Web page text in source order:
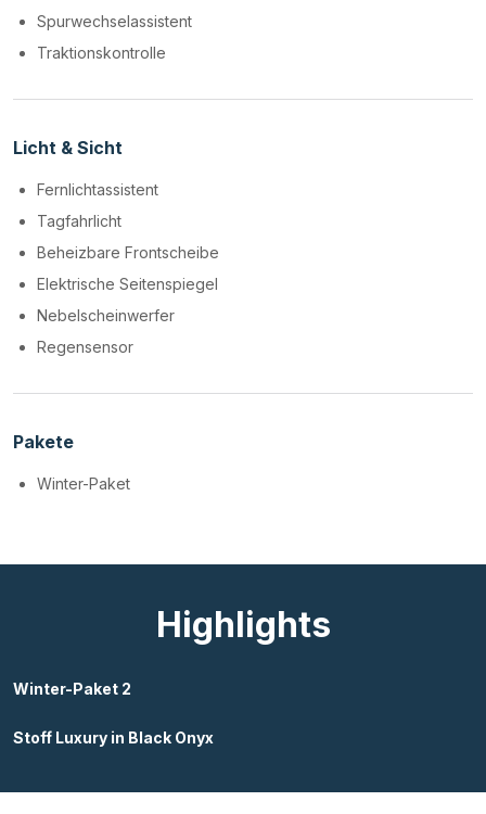
Spurwechselassistent
Traktionskontrolle
Licht & Sicht
Fernlichtassistent
Tagfahrlicht
Beheizbare Frontscheibe
Elektrische Seitenspiegel
Nebelscheinwerfer
Regensensor
Pakete
Winter-Paket
Highlights
Winter-Paket 2
Stoff Luxury in Black Onyx